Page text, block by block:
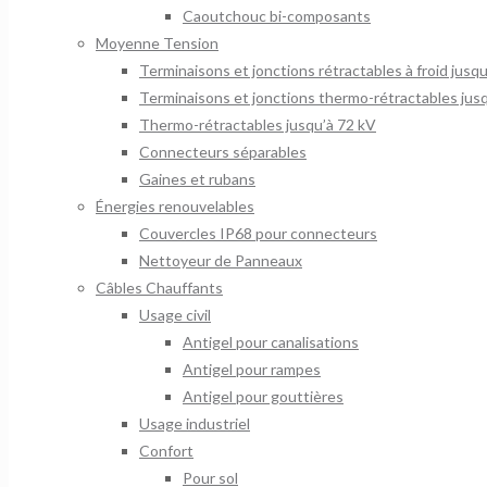
Caoutchouc bi-composants
Moyenne Tension
Terminaisons et jonctions rétractables à froid
Terminaisons et jonctions thermo-rétractables
Thermo-rétractables jusqu’à 72 kV
Connecteurs séparables
Gaines et rubans
Énergies renouvelables
Couvercles IP68 pour connecteurs
Nettoyeur de Panneaux
Câbles Chauffants
Usage civil
Antigel pour canalisations
Antigel pour rampes
Antigel pour gouttières
Usage industriel
Confort
Pour sol